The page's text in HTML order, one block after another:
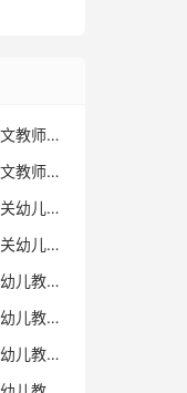
市直语文教师招聘考试真题卷
市直语文教师考试
市直机关幼儿教师招聘考试真题
市直机关幼儿教师编制考试真题
河南省幼儿教师招聘考试真题
河南省幼儿教师编制考试真题卷
山东省幼儿教师招聘考试真题